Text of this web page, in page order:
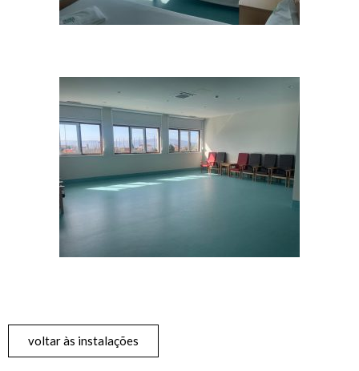
voltar às instalações